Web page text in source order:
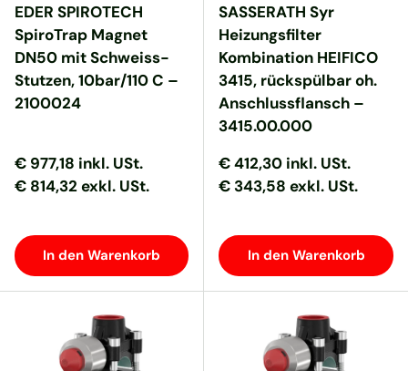
EDER SPIROTECH
SpiroTrap Magnet
DN50 mit Schweiss-
Stutzen, 10bar/110 C –
2100024
Normaler Preis
Normaler Preis
€ 977,18 inkl. USt.
€ 814,32 exkl. USt.
In den Warenkorb
SASSERATH Syr
Heizungsfilter
Kombination HEIFICO
3415, rückspülbar oh.
Anschlussflansch –
3415.00.000
Normaler Preis
Normaler Preis
€ 412,30 inkl. USt.
€ 343,58 exkl. USt.
In den Warenkorb